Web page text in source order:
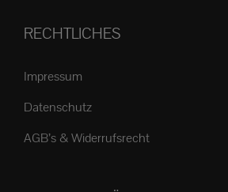
RECHTLICHES
Impressum
Datenschutz
AGB’s & Widerrufsrecht